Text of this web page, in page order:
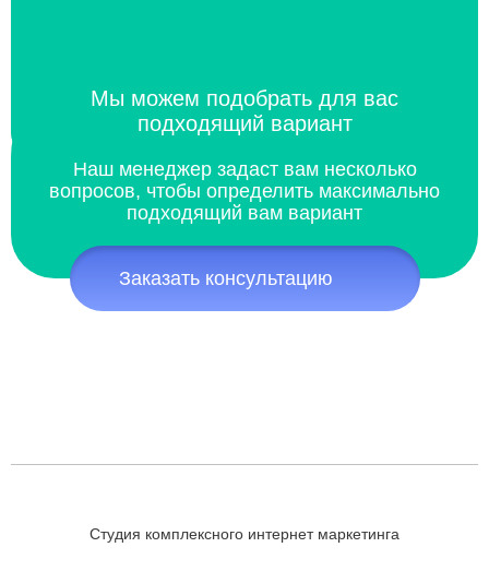
Мы можем подобрать для вас
подходящий вариант
Наш менеджер задаст вам несколько
вопросов, чтобы определить максимально
подходящий вам вариант
Заказать консультацию
Студия комплексного интернет маркетинга